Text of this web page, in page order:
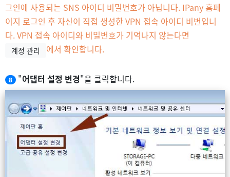
그인에 사용되는 SNS 아이디 비밀번호가 아닙니다. IPany 홈페
이지 로그인 후 자신이 직접 생성한 VPN 접속 아이디 비번입니
다. VPN 접속 아이디와 비밀번호가 기억나지 않는다면
계정 관리 에서 확인합니다.
8 "어댑터 설정 변경"을 클릭합니다.